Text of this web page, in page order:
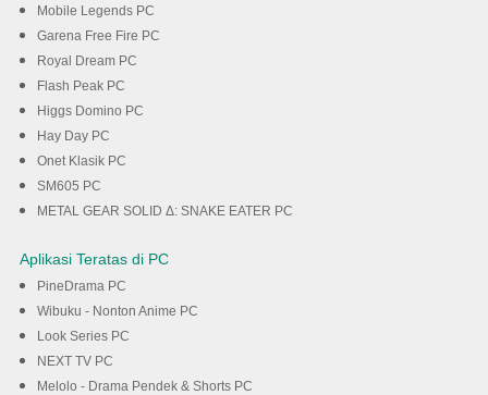
Mobile Legends PC
Garena Free Fire PC
Royal Dream PC
Flash Peak PC
Higgs Domino PC
Hay Day PC
Onet Klasik PC
SM605 PC
METAL GEAR SOLID Δ: SNAKE EATER PC
Aplikasi Teratas di PC
PineDrama PC
Wibuku - Nonton Anime PC
Look Series PC
NEXT TV PC
Melolo - Drama Pendek & Shorts PC